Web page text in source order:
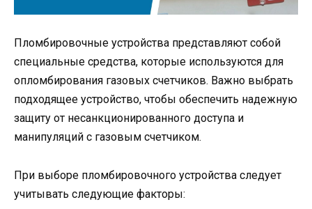
Пломбировочные устройства представляют собой
специальные средства, которые испо­льзуются для
опломбирования газовых счетчиков. Важно выбрать
подходящее устройство, чтобы обеспечить надежную
защиту от несанкционированного доступа и
манипуляций с газовым счетчиком.
При выборе пломбировочного устройства следует
учитывать следующие факторы: